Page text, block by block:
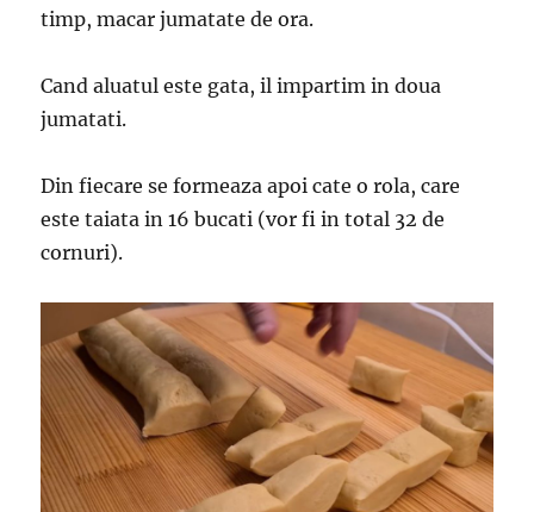
timp, macar jumatate de ora.
Cand aluatul este gata, il impartim in doua
jumatati.
Din fiecare se formeaza apoi cate o rola, care
este taiata in 16 bucati (vor fi in total 32 de
cornuri).